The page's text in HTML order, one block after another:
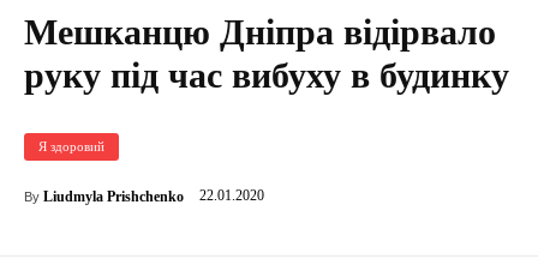
Мешканцю Дніпра відірвало
руку під час вибуху в будинку
Я здоровий
By Liudmyla Prishchenko 22.01.2020